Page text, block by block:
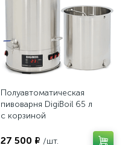
Полуавтоматическая
пивоварня DigiBoil 65 л
с корзиной
27 500 ₽ /шт.